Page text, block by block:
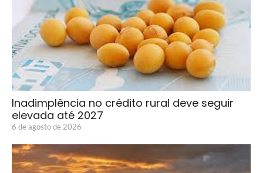
Inadimplência no crédito rural deve seguir
elevada até 2027
6 de agosto de 2026